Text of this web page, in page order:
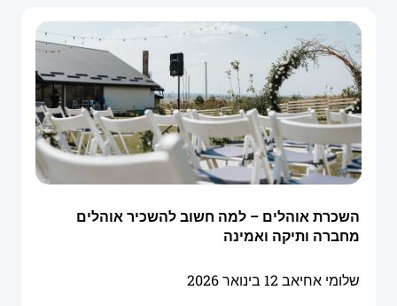
השכרת אוהלים – למה חשוב להשכיר אוהלים
מחברה ותיקה ואמינה
שלומי אחיאב12 בינואר 2026